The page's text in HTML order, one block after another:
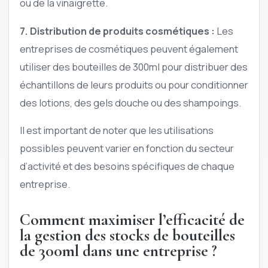
ou de la vinaigrette.
7. Distribution de produits cosmétiques : Les
entreprises de cosmétiques peuvent également
utiliser des bouteilles de 300ml pour distribuer des
échantillons de leurs produits ou pour conditionner
des lotions, des gels douche ou des shampoings.
Il est important de noter que les utilisations
possibles peuvent varier en fonction du secteur
d’activité et des besoins spécifiques de chaque
entreprise.
Comment maximiser l’efficacité de
la gestion des stocks de bouteilles
de 300ml dans une entreprise ?